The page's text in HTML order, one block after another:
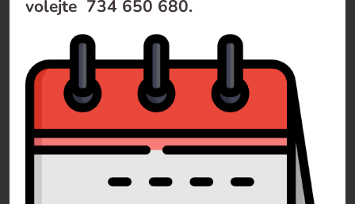
Pomůžeme Vám
Volejte
+420 732 729 300
Pište
info@dorty-olomouc.cz
volejte 734 650 680.